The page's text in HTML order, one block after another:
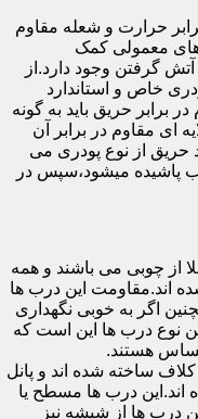
حرارت و شعله مقاوم
های معمولی کمک
گرفتن وجود دارد.از
خاص و استاندارد
حریق باید به گونه
ای مقاوم در برابر آن
حریق از نوع پودری می
پاشیده میشود،سپس در
از چوبی می باشند و همه
اند.مقاومت این درب ها
اگر به خوبی نگهداری
نوع درب ها این است که
هستند.
ساخته شده اند و پانل
اند.این درب ها مسطح یا
درب ها از شیشه نیز